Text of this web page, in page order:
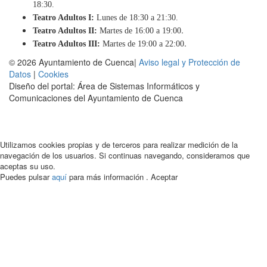
18:30.
Teatro Adultos I: Lunes de 18:30 a 21:30.
Teatro Adultos II: Martes de 16:00 a 19:00.
Teatro Adultos III: Martes de 19:00 a 22:00.
© 2026 Ayuntamiento de Cuenca| Aviso legal y Protección de
Datos | Cookies
Diseño del portal: Área de Sistemas Informáticos y
Comunicaciones del Ayuntamiento de Cuenca
Utilizamos cookies propias y de terceros para realizar medición de la
navegación de los usuarios. Si continuas navegando, consideramos que
aceptas su uso.
Puedes pulsaraquí para más información . Aceptar